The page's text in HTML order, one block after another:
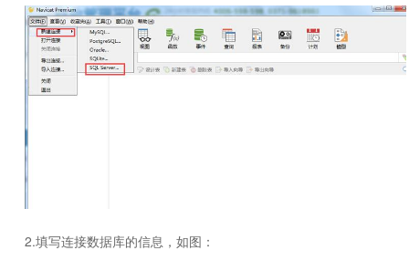
2.填写连接数据库的信息，如图：